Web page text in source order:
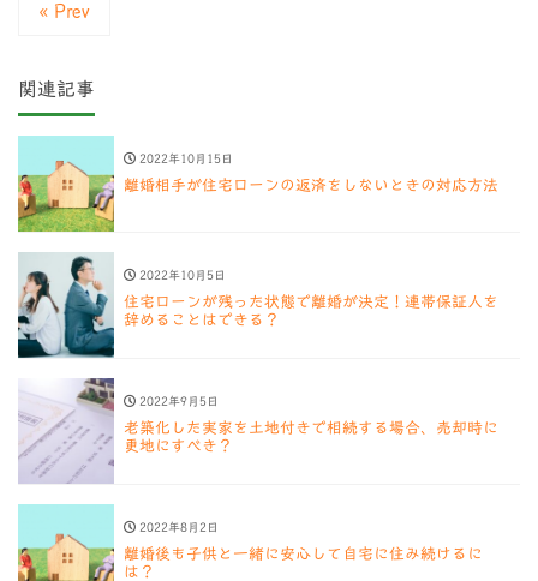
« Prev
関連記事
2022年10月15日
離婚相手が住宅ローンの返済をしないときの対応方法
2022年10月5日
住宅ローンが残った状態で離婚が決定！連帯保証人を
辞めることはできる？
2022年9月5日
老築化した実家を土地付きで相続する場合、売却時に
更地にすべき？
2022年8月2日
離婚後も子供と一緒に安心して自宅に住み続けるに
は？